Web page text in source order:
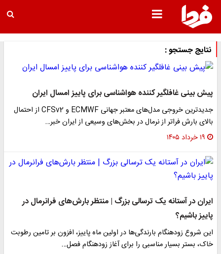
نتایج جستجو :
پیش بینی غافلگیر کننده هواشناسی برای پاییز امسال ایران
جدیدترین خروجی مدل‌های معتبر جهانی ECMWF و CFSv2 از احتمال
بالای بارش فراتر از نرمال در بخش‌های وسیعی از ایران خبر…
۱۹ خرداد ۱۴۰۵
ایران در آستانه یک ترسالی بزرگ | منتظر بارش‌های فرانرمال در
پاییز باشیم؟
این شروع زودهنگام بارندگی‌ها در اولین ماه پاییز، افزون بر تامین رطوبت
خاک، بستر بسیار مناسبی را برای آغاز زودهنگام فصل…